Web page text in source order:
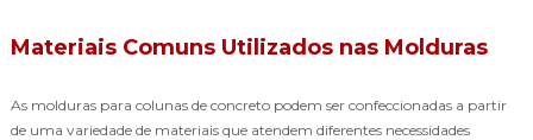
Materiais Comuns Utilizados nas Molduras
As molduras para colunas de concreto podem ser confeccionadas a partir
de uma variedade de materiais que atendem diferentes necessidades